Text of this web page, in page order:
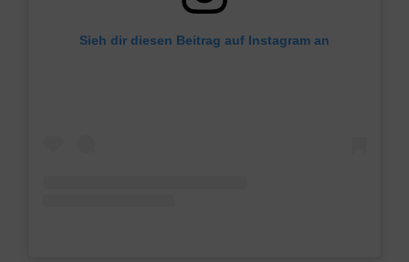
Sieh dir diesen Beitrag auf Instagram an